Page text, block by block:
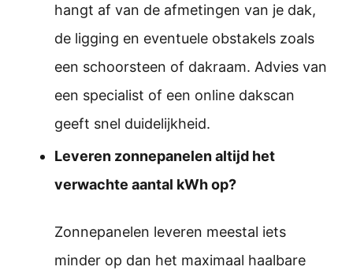
hangt af van de afmetingen van je dak,
de ligging en eventuele obstakels zoals
een schoorsteen of dakraam. Advies van
een specialist of een online dakscan
geeft snel duidelijkheid.
Leveren zonnepanelen altijd het
verwachte aantal kWh op?
Zonnepanelen leveren meestal iets
minder op dan het maximaal haalbare